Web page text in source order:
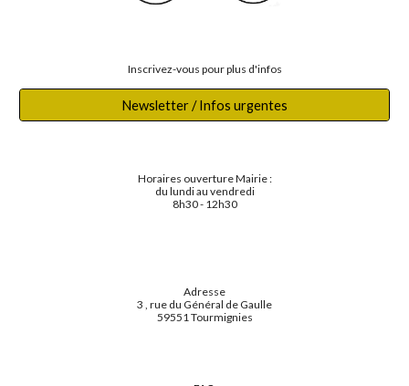
Inscrivez-vous pour plus d'infos
Newsletter / Infos urgentes
Horaires ouverture Mairie :
du lundi au vendredi
8h30 - 12h30
Adresse
3 , rue du Général de Gaulle
59551 Tourmignies